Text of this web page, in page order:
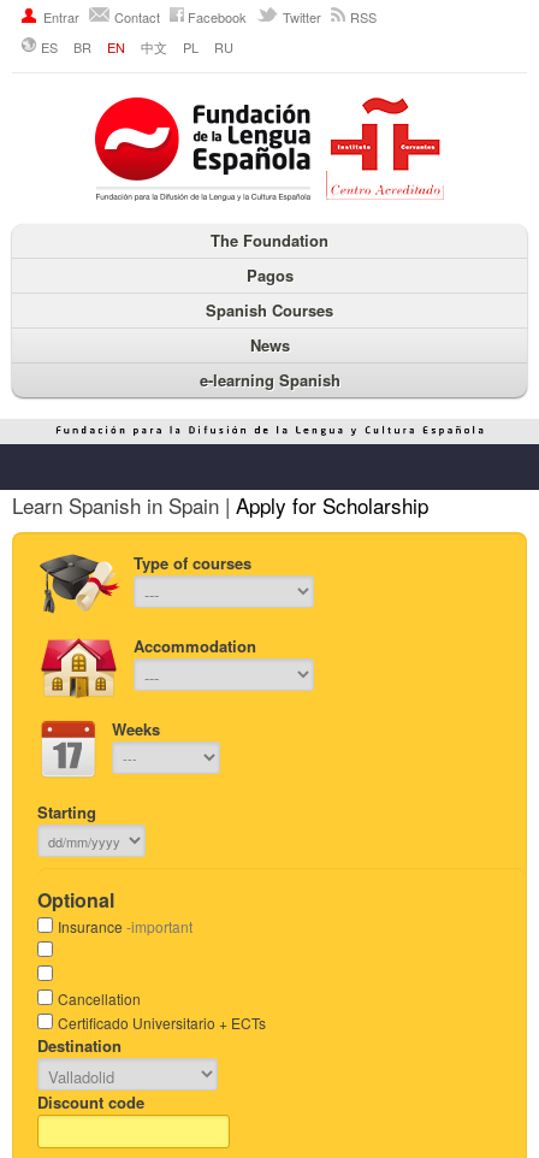
Entrar Contact Facebook Twitter
RSS
ES
BR EN 中文 PL RU
The Foundation
Pagos
Spanish Courses
News
e-learning Spanish
Learn Spanish in Spain | Apply for Scholarship
Type of courses
Accommodation
Weeks
Starting
Optional
Insurance -important
Cancellation
Certificado Universitario + ECTs
Destination
Discount code